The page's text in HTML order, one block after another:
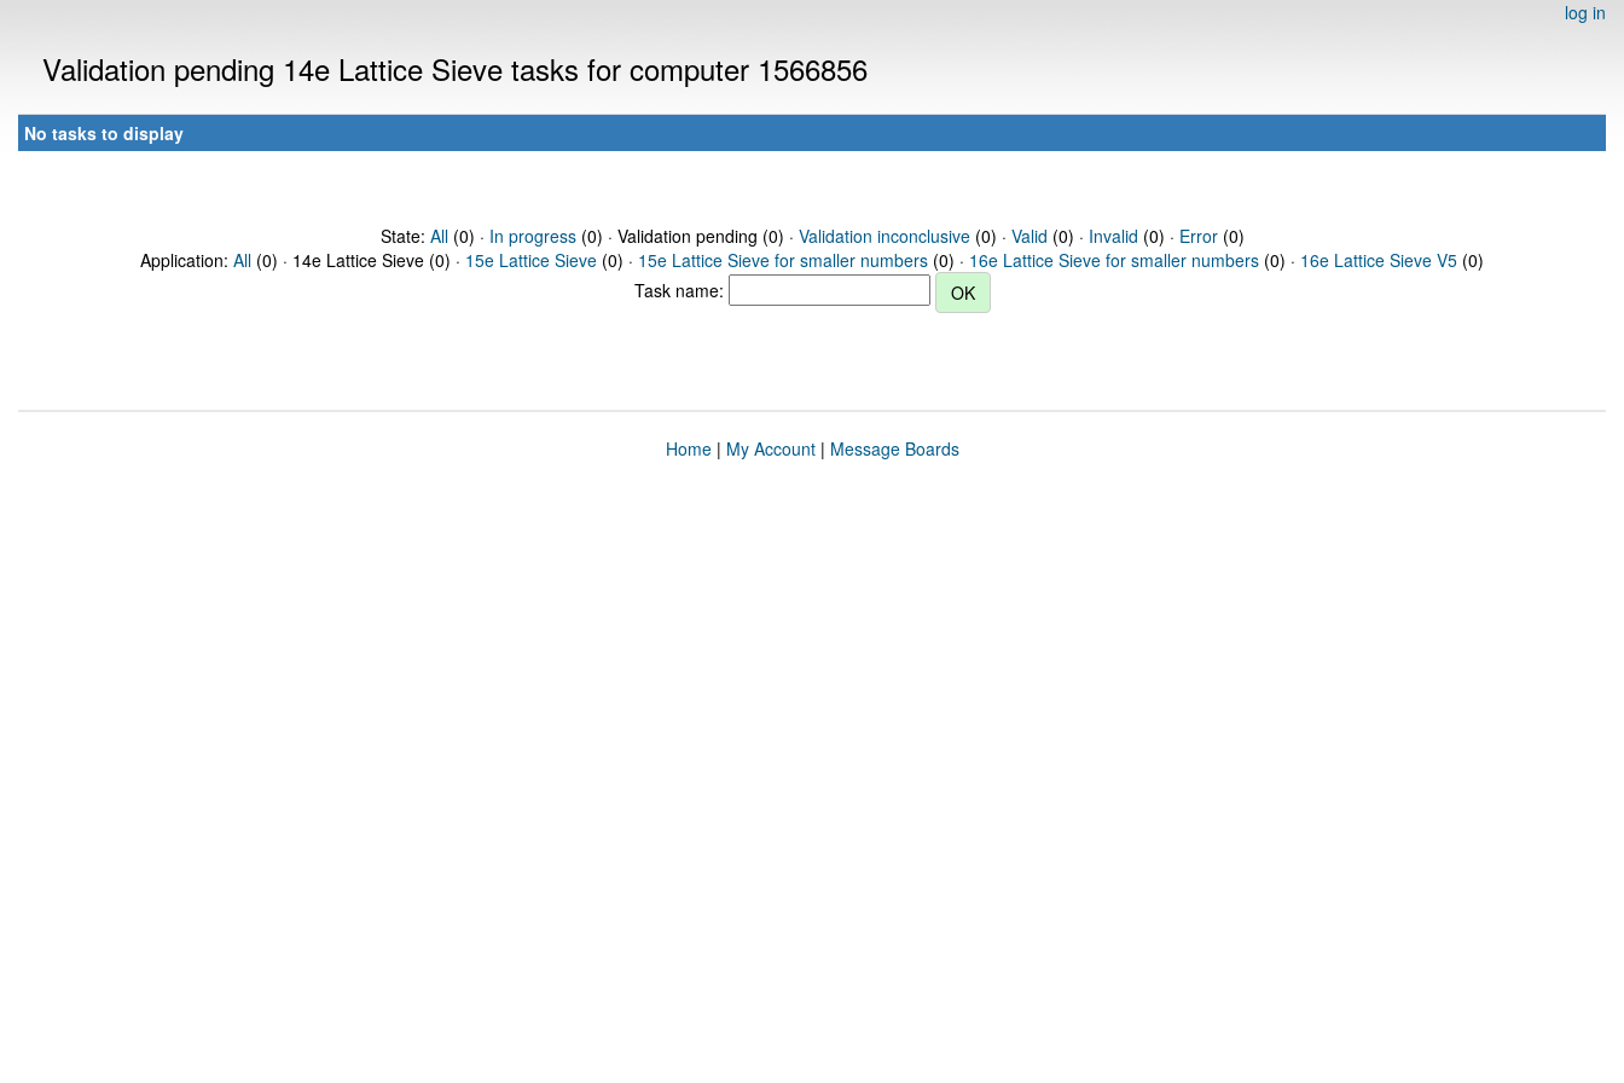
log in
Validation pending 14e Lattice Sieve tasks for computer 1566856
No tasks to display
State: All(0) · In progress(0) · Validation pending (0) · Validation inconclusive(0) · Valid (0) · Invalid (0) · Error(0)
Application: All (0) · 14e Lattice Sieve (0) · 15e Lattice Sieve (0) · 15e Lattice Sieve for smaller numbers (0) · 16e Lattice Sieve for smaller numbers (0) · 16e Lattice Sieve V5 (0)
Task name:
Home| My Account| Message Boards